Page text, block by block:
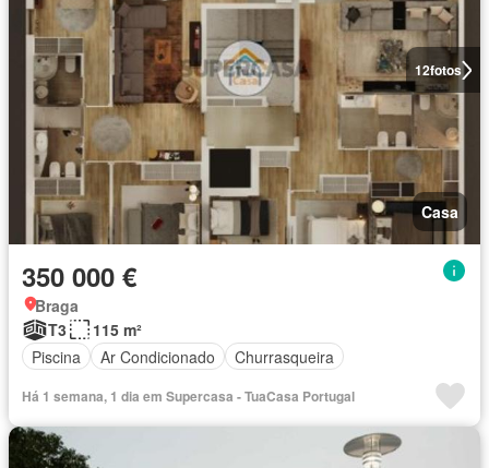
12fotos
Casa
350 000 €
Braga
T3
115 m²
Piscina
Ar Condicionado Churrasqueira
Há 1 semana, 1 dia em Supercasa - TuaCasa Portugal